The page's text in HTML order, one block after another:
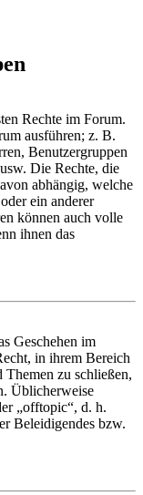
Rechte im Forum.
ausführen; z. B.
Benutzergruppen
Die Rechte, die
abhängig, welche
ein anderer
können auch volle
ihnen das
Geschehen im
in ihrem Bereich
Themen zu schließen,
Üblicherweise
„offtopic“, d. h.
Beleidigendes bzw.